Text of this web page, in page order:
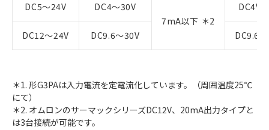
DC5～24V
DC4～30V
7mA以下 ＊2
DC4V
DC12～24V DC9.6～30V DC9.6V
＊1. 形G3PAは入力電流を定電流化しています。（周囲温度25℃
にて）
＊2. オムロンのサーマックシリーズDC12V、20mA出力タイプと
は3台接続が可能です。